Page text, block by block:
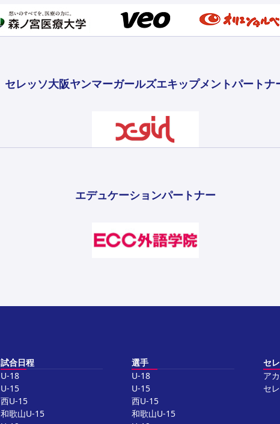
セレッソ大阪ヤンマーガールズエキップメントパートナ
エデュケーションパートナー
試合日程
U-18
U-15
西U-15
和歌山U-15
選手
U-18
U-15
西U-15
和歌山U-15
セ
ア
セ